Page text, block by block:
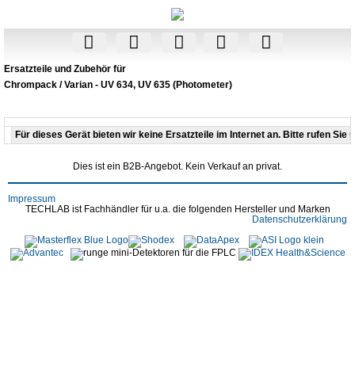
Ersatzteile und Zubehör für
Chrompack / Varian - UV 634, UV 635 (Photometer)
Für dieses Gerät bieten wir keine Ersatzteile im Internet an. Bitte rufen Sie
Dies ist ein B2B-Angebot. Kein Verkauf an privat.
Impressum
TECHLAB ist Fachhändler für u.a. die folgenden Hersteller und Marken
Datenschutzerklärung